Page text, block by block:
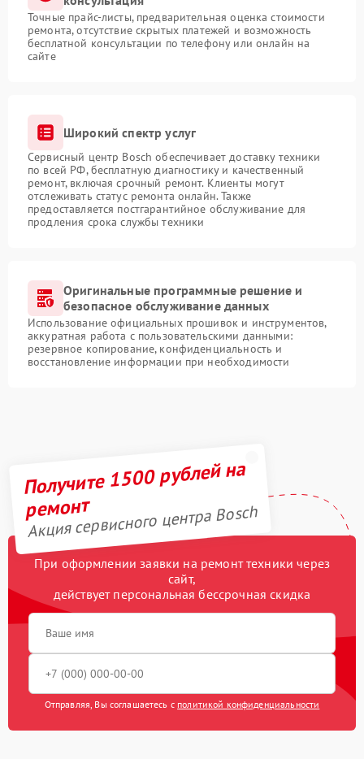
Точные прайс-листы, предварительная оценка стоимости
ремонта, отсутствие скрытых платежей и возможность
бесплатной консультации по телефону или онлайн на
сайте
Широкий спектр услуг
Сервисный центр Bosch обеспечивает доставку техники
по всей РФ, бесплатную диагностику и качественный
ремонт, включая срочный ремонт. Клиенты могут
отслеживать статус ремонта онлайн. Также
предоставляется постгарантийное обслуживание для
продления срока службы техники
Оригинальные программные решение и
безопасное обслуживание данных
Использование официальных прошивок и инструментов,
аккуратная работа с пользовательскими данными:
резервное копирование, конфиденциальность и
восстановление информации при необходимости
Получите 1500 рублей на
ремонт
Акция сервисного центра Bosch
При оформлении заявки на ремонт техники через
сайт,
действует персональная бессрочная скидка
Отправляя, Вы соглашаетесь с политикой конфиденциальности